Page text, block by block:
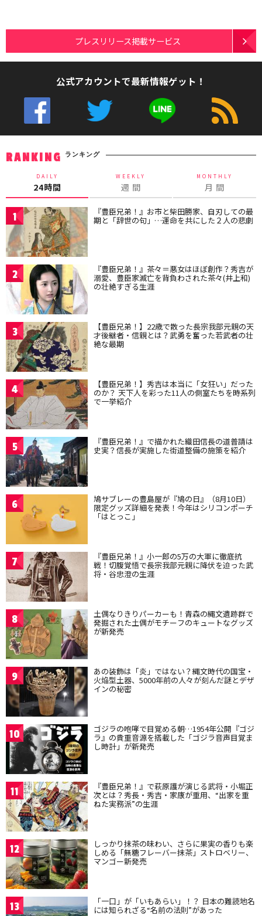
プレスリリース掲載サービス
公式アカウントで最新情報ゲット！
RANKING ランキング
DAILY
24時間
WEEKLY
週 間
MONTHLY
月 間
1 『豊臣兄弟！』お市と柴田勝家、自刃しての最
期と「辞世の句」…運命を共にした２人の悲劇
2 『豊臣兄弟！』茶々＝悪女はほぼ創作？秀吉が
溺愛、豊臣家滅亡を背負わされた茶々(井上和)
の壮絶すぎる生涯
3 【豊臣兄弟！】22歳で散った長宗我部元親の天
才後継者・信親とは？武勇を奮った若武者の壮
絶な最期
4 【豊臣兄弟！】秀吉は本当に「女狂い」だった
のか？ 天下人を彩った11人の側室たちを時系列
で一挙紹介
5 『豊臣兄弟！』で描かれた織田信長の道普請は
史実？信長が実施した街道整備の施策を紹介
6 鳩サブレーの豊島屋が『鳩の日』（8月10日）
限定グッズ詳細を発表！今年はシリコンポーチ
「はとっこ」
7 『豊臣兄弟！』小一郎の5万の大軍に徹底抗
戦！切腹覚悟で長宗我部元親に降伏を迫った武
将・谷忠澄の生涯
8 土偶なりきりパーカーも！青森の縄文遺跡群で
発掘された土偶がモチーフのキュートなグッズ
が新発売
9 あの装飾は「炎」ではない？縄文時代の国宝・
火焔型土器、5000年前の人々が刻んだ謎とデザ
インの秘密
10 ゴジラの咆哮で目覚める朝…1954年公開『ゴジ
ラ』の貴重音源を搭載した「ゴジラ音声目覚ま
し時計」が新発売
11 『豊臣兄弟！』で萩原護が演じる武将・小堀正
次とは？秀長・秀吉・家康が重用、“出家を重
ねた実務派”の生涯
12 しっかり抹茶の味わい、さらに果実の香りも楽
しめる「無糖フレーバー抹茶」ストロベリー、
マンゴー新発売
13 「一口」が「いもあらい」！？ 日本の難読地名
には知られざる“名前の法則”があった